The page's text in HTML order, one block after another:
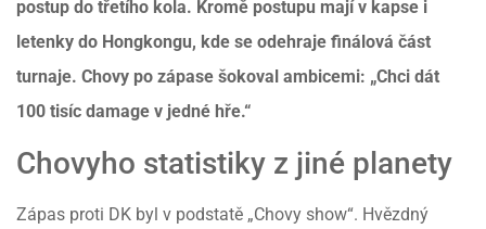
postup do třetího kola. Kromě postupu mají v kapse i
letenky do Hongkongu, kde se odehraje finálová část
turnaje. Chovy po zápase šokoval ambicemi: „Chci dát
100 tisíc damage v jedné hře.“
Chovyho statistiky z jiné planety
Zápas proti DK byl v podstatě „Chovy show“. Hvězdný